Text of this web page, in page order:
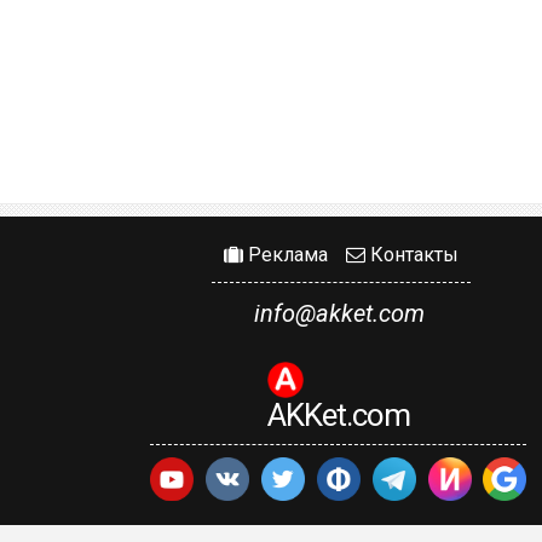
Реклама Контакты
info@akket.com
AKKet.com